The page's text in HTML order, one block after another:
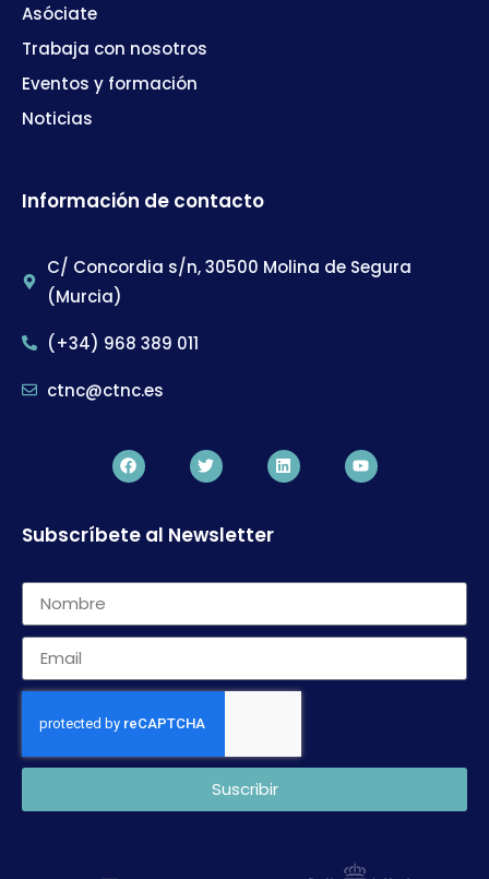
Asóciate
Trabaja con nosotros
Eventos y formación
Noticias
Información de contacto
C/ Concordia s/n, 30500 Molina de Segura
(Murcia)
(+34) 968 389 011
ctnc@ctnc.es
Subscríbete al Newsletter
Suscribir